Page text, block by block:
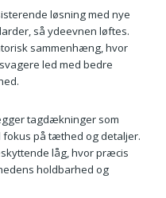
løsning med nye
så ydeevnen løftes.
sammenhæng, hvor
led med bedre
tagdækninger som
fokus på tæthed og detaljer.
låg, hvor præcis
holdbarhed og